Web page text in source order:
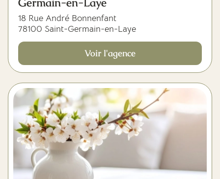
18 Rue André Bonnenfant
78100 Saint-Germain-en-Laye
Voir l'agence